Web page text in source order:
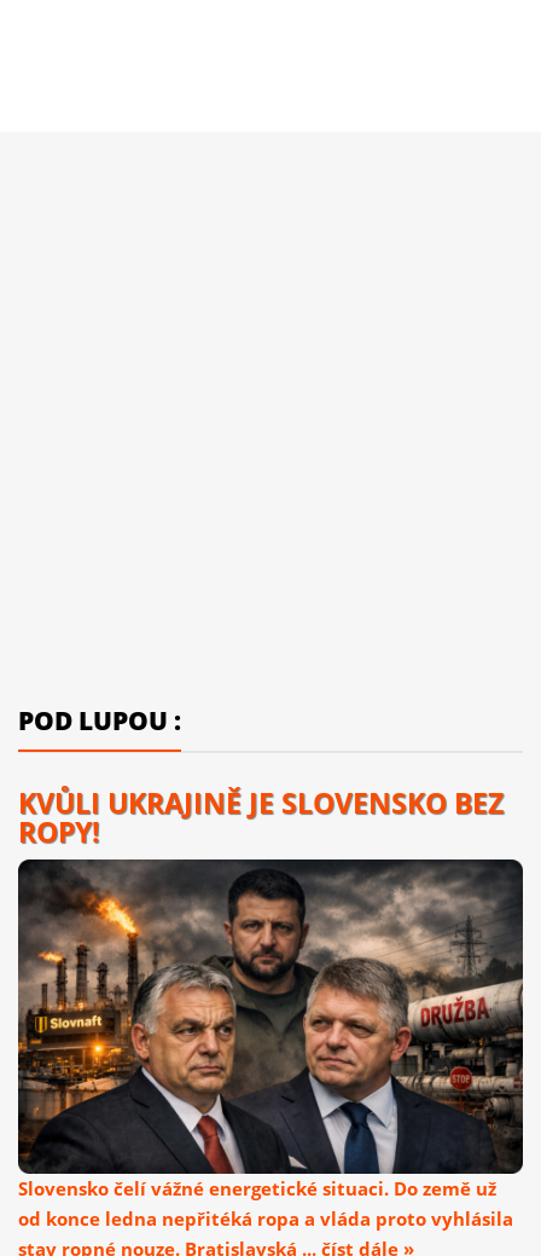
POD LUPOU :
KVŮLI UKRAJINĚ JE SLOVENSKO BEZ
ROPY!
Slovensko čelí vážné energetické situaci. Do země už
od konce ledna nepřitéká ropa a vláda proto vyhlásila
stav ropné nouze. Bratislavská ... číst dále »